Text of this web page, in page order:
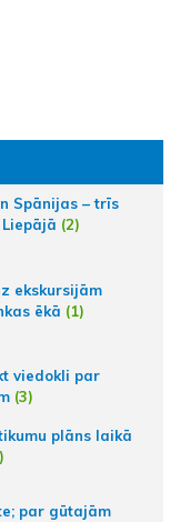
Spānijas – trīs
(2)
ekskursijām
ēkā (1)
viedokli par
(3)
plāns laikā
par gūtajām